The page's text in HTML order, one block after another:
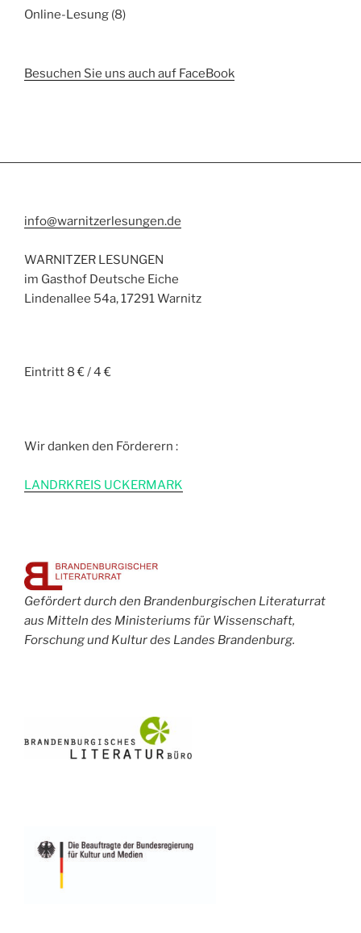
Online-Lesung (8)
Besuchen Sie uns auch auf FaceBook
info@warnitzerlesungen.de
WARNITZER LESUNGEN
im Gasthof Deutsche Eiche
Lindenallee 54a, 17291 Warnitz
Eintritt 8 € / 4 €
Wir danken den Förderern :
LANDRKREIS UCKERMARK
Gefördert durch den Brandenburgischen Literaturrat
aus Mitteln des Ministeriums für Wissenschaft,
Forschung und Kultur des Landes Brandenburg.